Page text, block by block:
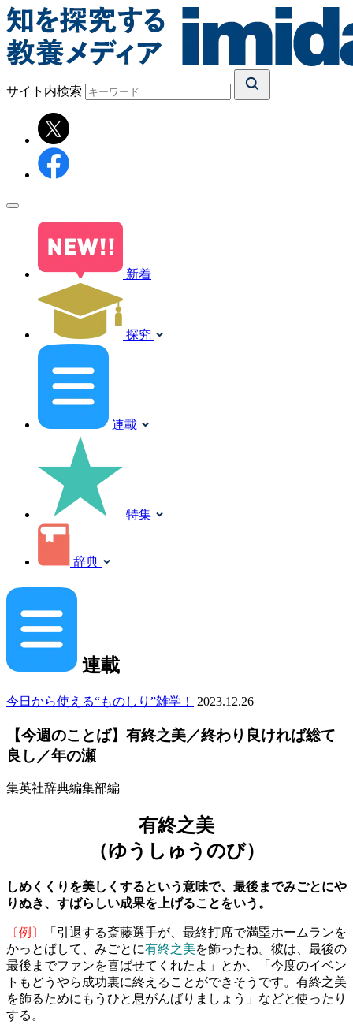
サイト内検索
新着
探究
連載
特集
辞典
連載
今日から使える“ものしり”雑学！ 2023.12.26
【今週のことば】有終之美／終わり良ければ総て
良し／年の瀬
集英社辞典編集部編
有終之美
（ゆうしゅうのび）
しめくくりを美しくするという意味で、最後までみごとにや
りぬき、すばらしい成果を上げることをいう。
〔例〕
「引退する斎藤選手が、最終打席で満塁ホームランを
かっとばして、みごとに有終之美を飾ったね。彼は、最後の
最後までファンを喜ばせてくれたよ」とか、「今度のイベン
トもどうやら成功裏に終えることができそうです。有終之美
を飾るためにもうひと息がんばりましょう」などと使ったり
する。